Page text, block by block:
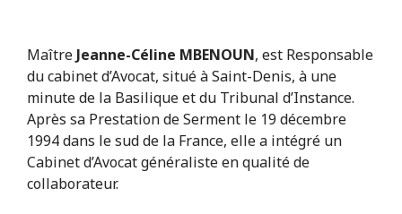
Maître Jeanne-Céline MBENOUN, est Responsable
du cabinet d’Avocat, situé à Saint-Denis, à une
minute de la Basilique et du Tribunal d’Instance.
Après sa Prestation de Serment le 19 décembre
1994 dans le sud de la France, elle a intégré un
Cabinet d’Avocat généraliste en qualité de
collaborateur.